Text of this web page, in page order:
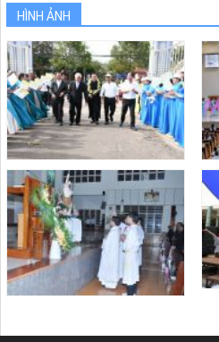
HÌNH ẢNH